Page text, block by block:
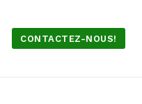
CONTACTEZ-NOUS!